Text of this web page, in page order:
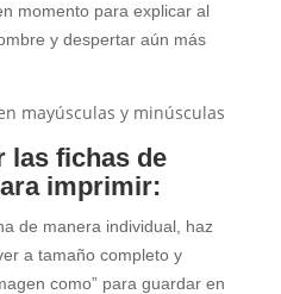
momento para explicar al
y despertar aún más
las fichas de
imprimir:
de manera individual, haz
a tamaño completo y
como” para guardar en